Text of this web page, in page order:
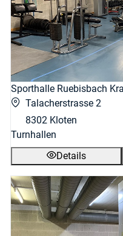
Sporthalle Ruebisbach
Talacherstrasse 2
8302 Kloten
Turnhallen
Details